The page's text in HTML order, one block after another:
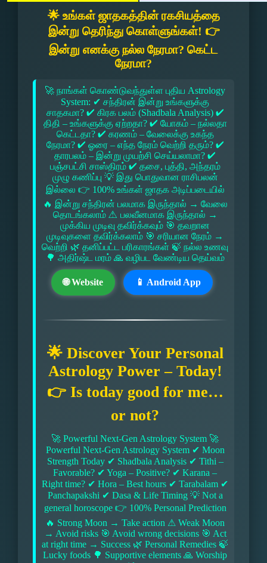
🌟 உங்கள் ஜாதகத்தின் ரகசியத்தை
இன்று தெரிந்து கொள்ளுங்கள்! 👉
இன்று எனக்கு நல்ல நேரமா? கெட்ட
நேரமா?
🚀 நாங்கள் கொண்டுவந்துள்ள புதிய Astrology
System: ✔ சந்திரன் இன்று உங்களுக்கு
சாதகமா? ✔ கிரக பலம் (Shadbala Analysis) ✔
திதி – உங்களுக்கு ஏற்றதா? ✔ யோகம் – நல்லதா
கெட்டதா? ✔ கரணம் – வேலைக்கு உகந்த
நேரமா? ✔ ஓரை – எந்த நேரம் வெற்றி தரும்? ✔
தாரபலம் – இன்று முயற்சி செய்யலாமா? ✔
பஞ்சபட்சி சாஸ்திரம் ✔ தசை, புத்தி, அந்தரம்
முழு கணிப்பு 💡 இது பொதுவான ராசிபலன்
இல்லை 👉 100% உங்கள் ஜாதக அடிப்படையில்
🔥 இன்று சந்திரன் பலமாக இருந்தால் → வேலை
தொடங்கலாம் ⚠ பலவீனமாக இருந்தால் →
முக்கிய முடிவு தவிர்க்கவும் 🎯 தவறான
முடிவுகளை தவிர்க்கலாம் 🎯 சரியான நேரம் →
வெற்றி 🌿 தனிப்பட்ட பரிகாரங்கள் 🍃 நல்ல உணவு
🌳 அதிர்ஷ்ட மரம் 🙏 வழிபட வேண்டிய தெய்வம்
🌐 Website 📱 Android App
🌟 Discover Your Personal
Astrology Power – Today!
👉 Is today good for me…
or not?
🚀 Powerful Next-Gen Astrology System 🚀
Powerful Next-Gen Astrology System ✔ Moon
Strength Today ✔ Shadbala Analysis ✔ Tithi –
Favorable? ✔ Yoga – Positive? ✔ Karana –
Right time? ✔ Hora – Best hours ✔ Tarabalam ✔
Panchapakshi ✔ Dasa & Life Timing 💡 Not a
general horoscope 👉 100% Personal Prediction
🔥 Strong Moon → Take action ⚠ Weak Moon
→ Avoid risks 🎯 Avoid wrong decisions 🎯 Act
at right time → Success 🌿 Personal Remedies 🍃
Lucky foods 🌳 Supportive elements 🙏 Worship